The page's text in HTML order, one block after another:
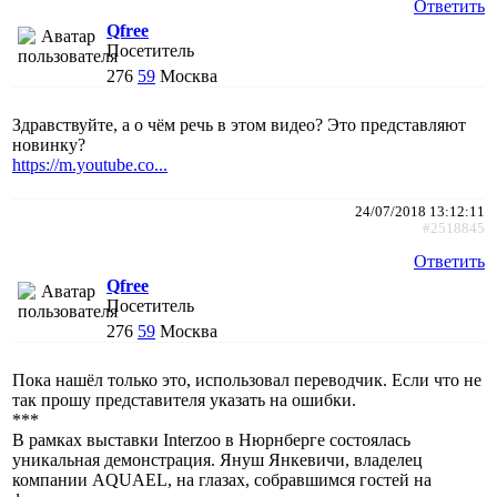
Ответить
Qfree
Посетитель
276 59 Москва
Здравствуйте, а о чём речь в этом видео? Это представляют
новинку?
https://m.youtube.co...
24/07/2018 13:12:11
#2518845
Ответить
Qfree
Посетитель
276 59 Москва
Пока нашёл только это, использовал переводчик. Если что не
так прошу представителя указать на ошибки.
***
В рамках выставки Interzoo в Нюрнберге состоялась
уникальная демонстрация. Януш Янкевичи, владелец
компании AQUAEL, на глазах, собравшимся гостей на